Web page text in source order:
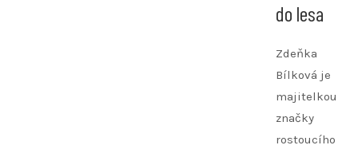
do lesa
Zdeňka
Bílková je
majitelkou
značky
rostoucího